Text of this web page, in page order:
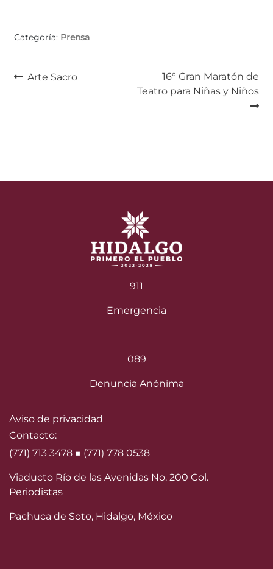
Categoría: Prensa
Navegación
Anterior:
Arte Sacro Siguiente:
16° Gran Maratón de
Teatro para Niñas y Niños
911
Emergencia
089
Denuncia Anónima
Aviso de privacidad
Contacto:
(771) 713 3478 ■ (771) 778 0538
Viaducto Río de las Avenidas No. 200 Col.
Periodistas
Pachuca de Soto, Hidalgo, México